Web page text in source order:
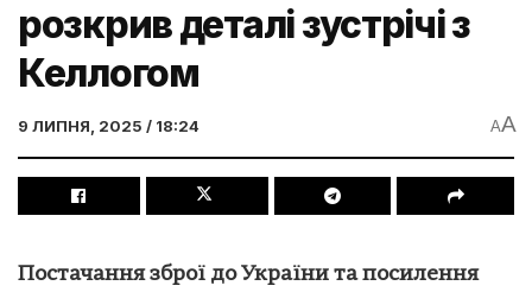
розкрив деталі зустрічі з
Келлогом
9 ЛИПНЯ, 2025 / 18:24 AA
Постачання зброї до України та посилення